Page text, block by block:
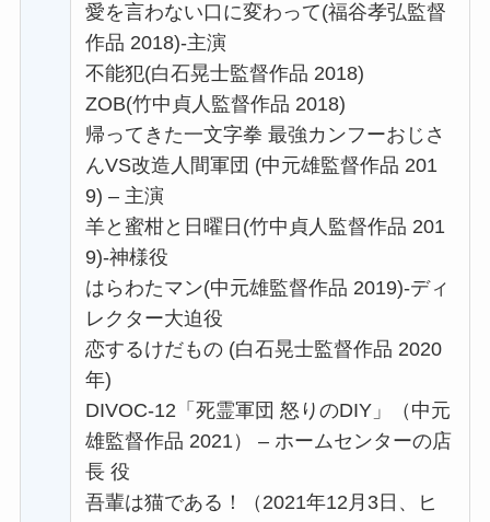
愛を言わない口に変わって(福谷孝弘監督
作品 2018)-主演
不能犯(白石晃士監督作品 2018)
ZOB(竹中貞人監督作品 2018)
帰ってきた一文字拳 最強カンフーおじさ
んVS改造人間軍団 (中元雄監督作品 201
9) – 主演
羊と蜜柑と日曜日(竹中貞人監督作品 201
9)-神様役
はらわたマン(中元雄監督作品 2019)-ディ
レクター大迫役
恋するけだもの (白石晃士監督作品 2020
年)
DIVOC-12「死霊軍団 怒りのDIY」（中元
雄監督作品 2021） – ホームセンターの店
長 役
吾輩は猫である！（2021年12月3日、ヒ